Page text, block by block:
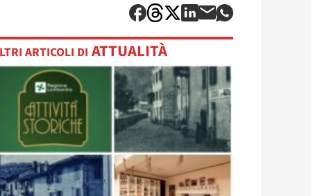
ARTICOLI DI ATTUALITÀ